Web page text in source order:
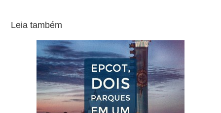
Leia também